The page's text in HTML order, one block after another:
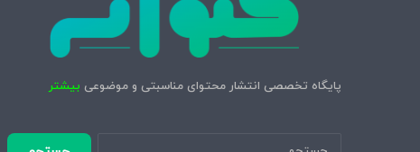
پایگاه تخصصی انتشار محتوای مناسبتی و موضوعی بیشتر
جستجو